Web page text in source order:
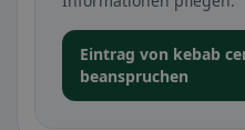
Eintrag von kebab
beanspruchen